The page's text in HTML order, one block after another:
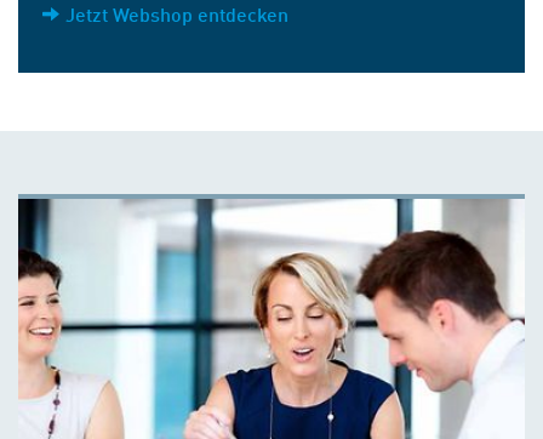
Jetzt Webshop entdecken